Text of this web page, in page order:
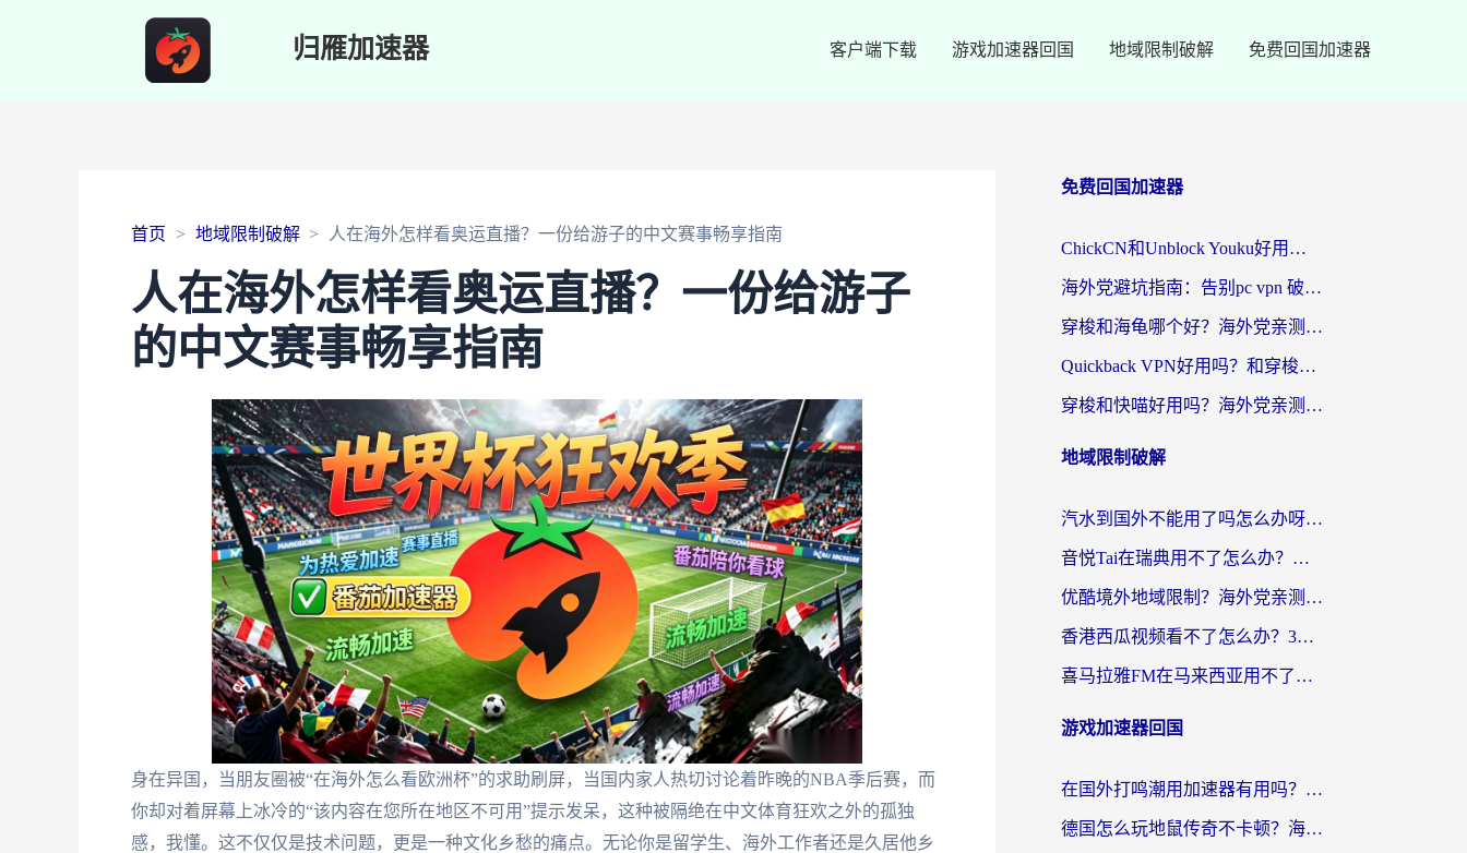
归雁加速器 客户端下载 游戏加速器回国 地域限制破解 免费回国加速器
首页 地域限制破解 人在海外怎样看奥运直播？一份给游子的中文赛事畅享指南
人在海外怎样看奥运直播？一份给游子
的中文赛事畅享指南
身在异国，当朋友圈被“在海外怎么看欧洲杯”的求助刷屏，当国内家人热切讨论着昨晚的NBA季后赛，而
你却对着屏幕上冰冷的“该内容在您所在地区不可用”提示发呆，这种被隔绝在中文体育狂欢之外的孤独
感，我懂。这不仅仅是技术问题，更是一种文化乡愁的痛点。无论你是留学生、海外工作者还是久居他乡
免费回国加速器
ChickCN和Unblock Youku好用吗？海外党亲测3款回国加速器，附iOS免费选择指南
海外党避坑指南：告别pc vpn 破解，选对回国加速器轻松访问国内资源
穿梭和海龟哪个好？海外党亲测回国加速器，附电脑免费VPN推荐
Quickback VPN好用吗？和穿梭VPN对比哪个回国效果更好？海外党必看的真实测评与选择指南
穿梭和快喵好用吗？海外党亲测3款回国加速器，附日本回国VPN避坑指南
地域限制破解
汽水到国外不能用了吗怎么办呀？海外党追剧看片的救星在这里！
音悦Tai在瑞典用不了怎么办？海外华人追剧听歌的实用指南
优酷境外地域限制？海外党亲测：这样看国内剧再也不卡（附3个实用场景解决）
香港西瓜视频看不了怎么办？3步解决海外追剧难题，附靠谱加速器推荐
喜马拉雅FM在马来西亚用不了怎么办？海外华人亲测有效的回国加速指南
游戏加速器回国
在国外打鸣潮用加速器有用吗？安全吗？海外玩家国服游戏加速全指南
德国怎么玩地鼠传奇不卡顿？海外党国服游戏加速全攻略（含战双EVE实用指南）